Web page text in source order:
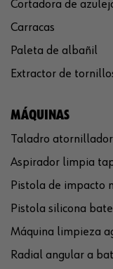
Cortadora de
Carracas
Paleta de albañil
Extractor de
MÁQUINAS
Taladro
Aspirador limpia
Pistola de impacto
Pistola silicona
Máquina limpieza
Radial angular a